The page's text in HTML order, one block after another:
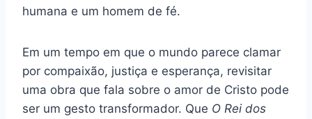
humana e um homem de fé.
Em um tempo em que o mundo parece clamar
por compaixão, justiça e esperança, revisitar
uma obra que fala sobre o amor de Cristo pode
ser um gesto transformador. Que O Rei dos